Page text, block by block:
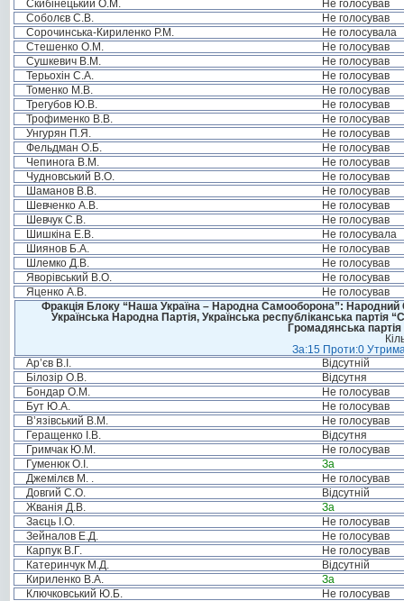
Скибінецький О.М.
Не голосував
Соболєв С.В.
Не голосував
Сорочинська-Кириленко Р.М.
Не голосувала
Стешенко О.М.
Не голосував
Сушкевич В.М.
Не голосував
Терьохін С.А.
Не голосував
Томенко М.В.
Не голосував
Трегубов Ю.В.
Не голосував
Трофименко В.В.
Не голосував
Унгурян П.Я.
Не голосував
Фельдман О.Б.
Не голосував
Чепинога В.М.
Не голосував
Чудновський В.О.
Не голосував
Шаманов В.В.
Не голосував
Шевченко А.В.
Не голосував
Шевчук С.В.
Не голосував
Шишкіна Е.В.
Не голосувала
Шиянов Б.А.
Не голосував
Шлемко Д.В.
Не голосував
Яворівський В.О.
Не голосував
Яценко А.В.
Не голосував
Фракція Блоку “Наша Україна – Народна Самооборона”: Народний
Українська Народна Партія, Українська республіканська
Громадянська
За:15 Проти:0
Ар’єв В.І.
Відсутній
Білозір О.В.
Відсутня
Бондар О.М.
Не голосував
Бут Ю.А.
Не голосував
В’язівський В.М.
Не голосував
Геращенко І.В.
Відсутня
Гримчак Ю.М.
Не голосував
Гуменюк О.І.
За
Джемілєв М. .
Не голосував
Довгий С.О.
Відсутній
Жванія Д.В.
За
Заєць І.О.
Не голосував
Зейналов Е.Д.
Не голосував
Карпук В.Г.
Не голосував
Катеринчук М.Д.
Відсутній
Кириленко В.А.
За
Ключковський Ю.Б.
Не голосував